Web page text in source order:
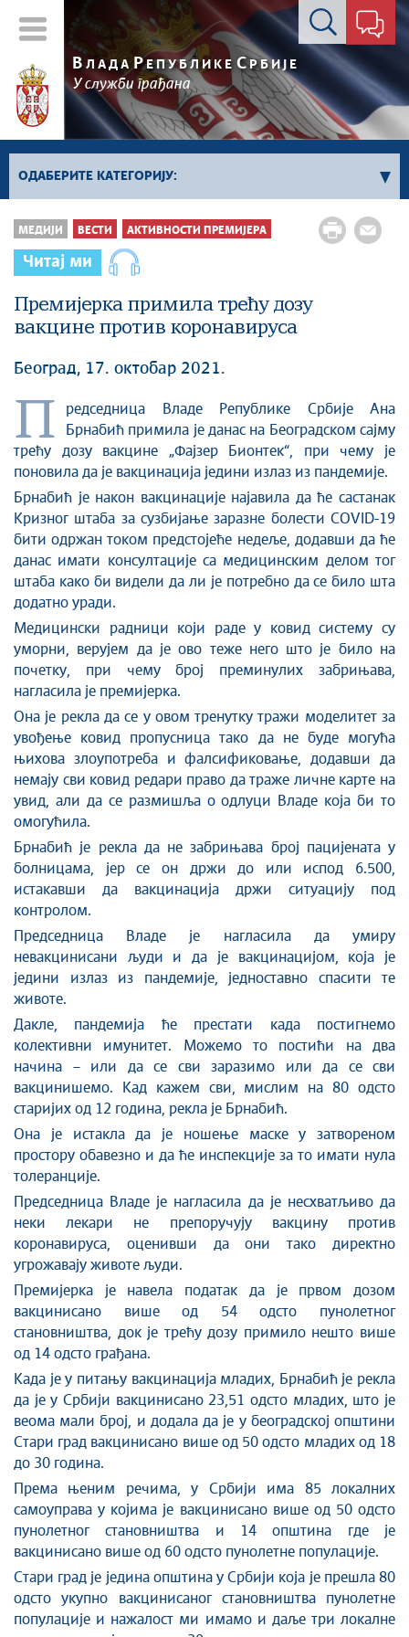
Контакт форма
В ЛАДА РЕПУБЛИКЕ СРБИЈЕ
У служби грађана
ОДАБЕРИТЕ КАТЕГОРИЈУ:
Влада Србије
Активности премијера
Активности потпредседника
Активности Владе
Косово и Метохија
Политика
Стоп корупцији
Култура и вера
Спорт
Интервјуи
Линкови
Издвојене теме
COVID-19 - архива
МЕДИЈИ ВЕСТИ АКТИВНОСТИ ПРЕМИЈЕРА
Читај ми
Премијерка примила трећу дозу
вакцине против коронавируса
Београд, 17. октобар 2021.
П
редседница Владе Републике Србије Ана
Брнабић примила је данас на Београдском сајму
трећу дозу вакцине „Фајзер Бионтек“, при чему је
поновила да је вакцинација једини излаз из пандемије.
Брнабић je након вакцинације најавила да ће састанак
Кризног штаба за сузбијање заразне болести COVID-19
бити одржан током предстојеће недеље, додавши да ће
данас имати консултације са медицинским делом тог
штаба како би видели да ли је потребно да се било шта
додатно уради.
Медицински радници који раде у ковид систему су
уморни, верујем да је ово теже него што је било на
почетку, при чему број преминулих забрињава,
нагласила је премијерка.
Она је рекла да се у овом тренутку тражи моделитет за
увођење ковид пропусница тако да не буде могућа
њихова злоупотреба и фалсификовање, додавши да
немају сви ковид редари право да траже личне карте на
увид, али да се размишља о одлуци Владе која би то
омогућила.
Брнабић је рекла да не забрињава број пацијената у
болницама, јер се он држи до или испод 6.500,
истакавши да вакцинација држи ситуацију под
контролом.
Председница Владе је нагласила да умиру
невакцинисани људи и да је вакцинацијом, која је
једини излаз из пандемије, једноставно спасити те
животе.
Дакле, пандемија ће престати када постигнемо
колективни имунитет. Можемо то постићи на два
начина – или да се сви заразимо или да се сви
вакцинишемо. Кад кажем сви, мислим на 80 одсто
старијих од 12 година, рекла је Брнабић.
Она је истакла да је ношење маске у затвореном
простору обавезно и да ће инспекције за то имати нула
толеранције.
Председница Владе је нагласила да је несхватљиво да
неки лекари не препоручују вакцину против
коронавируса, оценивши да они тако директно
угрожавају животе људи.
Премијерка је навела податак да је првом дозом
вакцинисано више од 54 одсто пунолетног
становништва, док је трећу дозу примило нешто више
од 14 одсто грађана.
Када је у питању вакцинација младих, Брнабић је рекла
да је у Србији вакцинисано 23,51 одсто младих, што је
веома мали број, и додала да је у београдској општини
Стари град вакцинисано више од 50 одсто младих од 18
до 30 година.
Према њеним речима, у Србији има 85 локалних
самоуправа у којима је вакцинисано више од 50 одсто
пунолетног становништва и 14 општина где је
вакцинисано више од 60 одсто пунолетне популације.
Стари град је једина општина у Србији која је прешла 80
одсто укупно вакцинисаног становништва пунолетне
популације и нажалост ми имамо и даље три локалне